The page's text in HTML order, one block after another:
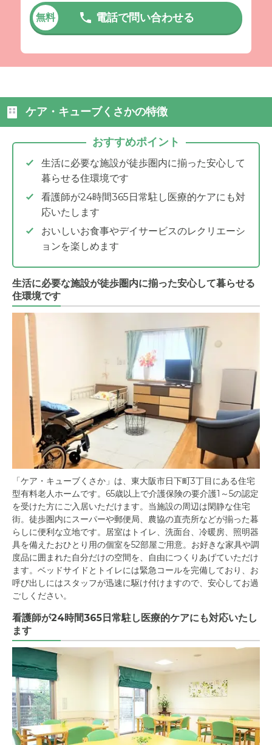
無料 電話で問い合わせる
ケア・キューブくさかの特徴
おすすめポイント
生活に必要な施設が徒歩圏内に揃った安心して
暮らせる住環境です
看護師が24時間365日常駐し医療的ケアにも対
応いたします
おいしいお食事やデイサービスのレクリエーシ
ョンを楽しめます
生活に必要な施設が徒歩圏内に揃った安心して暮らせる
住環境です
「ケア・キューブくさか」は、東大阪市日下町3丁目にある住宅
型有料老人ホームです。65歳以上で介護保険の要介護1～5の認定
を受けた方にご入居いただけます。当施設の周辺は閑静な住宅
街。徒歩圏内にスーパーや郵便局、農協の直売所などが揃った暮
らしに便利な立地です。居室はトイレ、洗面台、冷暖房、照明器
具を備えたおひとり用の個室を52部屋ご用意。お好きな家具や調
度品に囲まれた自分だけの空間を、自由につくりあげていただけ
ます。ベッドサイドとトイレには緊急コールを完備しており、お
呼び出しにはスタッフが迅速に駆け付けますので、安心してお過
ごしください。
看護師が24時間365日常駐し医療的ケアにも対応いたし
ます